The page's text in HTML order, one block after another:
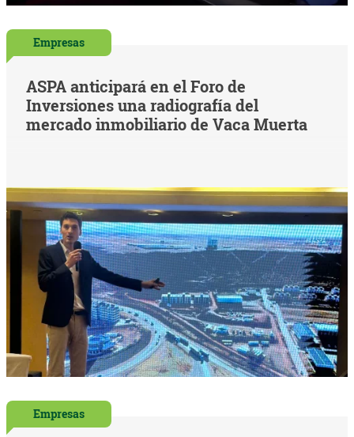
Empresas
ASPA anticipará en el Foro de
Inversiones una radiografía del
mercado inmobiliario de Vaca Muerta
Empresas